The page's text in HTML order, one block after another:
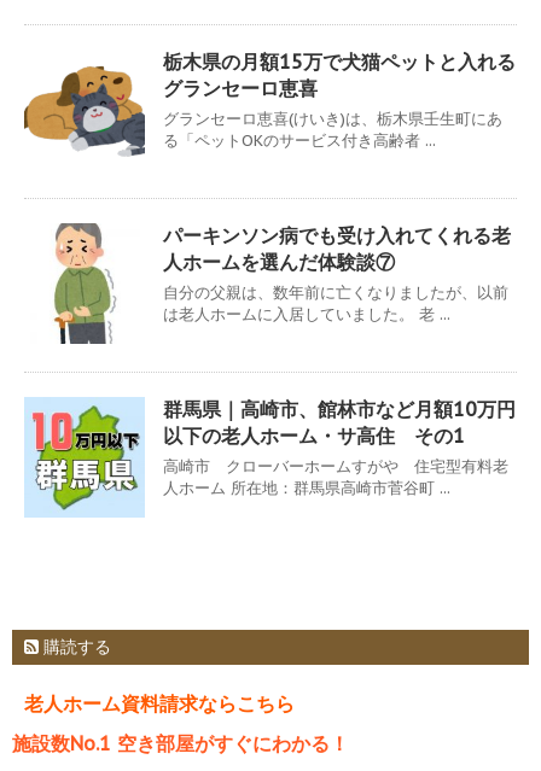
栃木県の月額15万で犬猫ペットと入れる
グランセーロ恵喜
グランセーロ恵喜(けいき)は、栃木県壬生町にあ
る「ペットOKのサービス付き高齢者 ...
パーキンソン病でも受け入れてくれる老
人ホームを選んだ体験談⑦
自分の父親は、数年前に亡くなりましたが、以前
は老人ホームに入居していました。 老 ...
群馬県｜高崎市、館林市など月額10万円
以下の老人ホーム・サ高住 その1
高崎市 クローバーホームすがや 住宅型有料老
人ホーム 所在地：群馬県高崎市菅谷町 ...
購読する
老人ホーム資料請求ならこちら
施設数No.1 空き部屋がすぐにわかる！